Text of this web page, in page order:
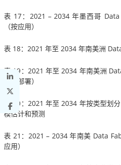
表 17：2021 – 2034 年墨西哥
（按应用）
表 18：2021 年至 2034 年南美洲
表 19：2021 年至 2034 年南美洲
（按部署）
表 20：2021 年至 2034 年按类型划
模估计和预测
表 21：2021 – 2034 年南美 Data
应用）